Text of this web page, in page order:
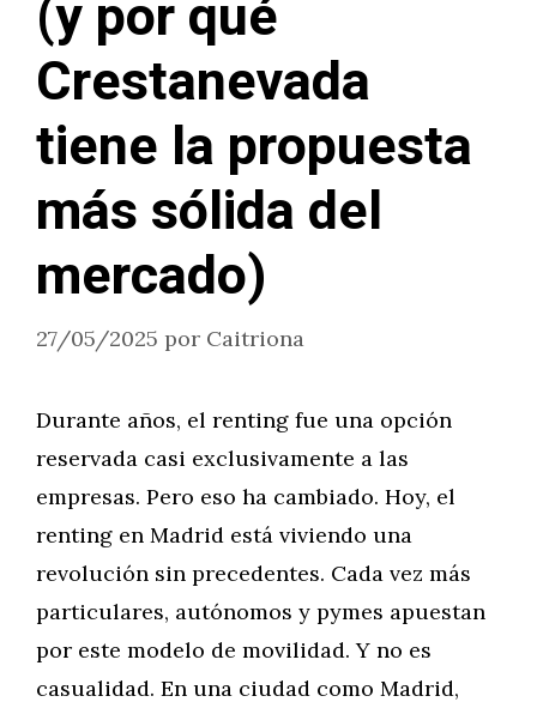
(y por qué
Crestanevada
tiene la propuesta
más sólida del
mercado)
27/05/2025 por Caitriona
Durante años, el renting fue una opción
reservada casi exclusivamente a las
empresas. Pero eso ha cambiado. Hoy, el
renting en Madrid está viviendo una
revolución sin precedentes. Cada vez más
particulares, autónomos y pymes apuestan
por este modelo de movilidad. Y no es
casualidad. En una ciudad como Madrid,